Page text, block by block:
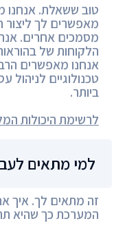
טוב ששאלת. אנחנו
מאפשרים לך ליצור
מסמכים אחרים.
הלקוחות של
אנחנו מאפשרים
טכנולוגיים לניהול
ביותר.
לרשימת היכולות
למי מתאים
זה מתאים לך. איך
המערכת כך שהיא